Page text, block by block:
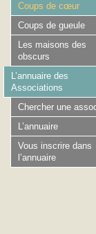
Coups de cœur
Coups de gueule
Les maisons des
obscurs
L’annuaire des
Associations
Chercher une
L’annuaire
Vous inscrire dans
l’annuaire